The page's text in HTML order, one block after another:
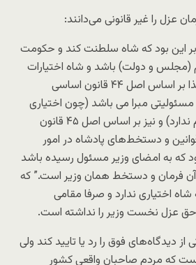
عزل را غیر قانونی می‌دانند:
این بود که شاه سلطنت کند و حکومت
(مجلس و دولت) باشد و شاه اختیارات
چندانی نداشته باشد و لذا بر اساس اصل ۴۴ قانون اساسی
مبرا می باشد (چون اختیاری
ندارد پس مسئولیتی هم ندارد) و نیز بر اساس اصل ۴۵ قانون
و دستخط‌های پادشاه در امور
که به امضای وزیر مسئول رسیده باشد
فرمان و دستخط همان وزیر است.” که
اختیاری ندارد و صرفا مقامی
حق عزل نخست وزیر را نداشته است.
از دیدگاه‌های فوق را رد یا تایید کند ولی
که مردم صاحبان واقعی کشور